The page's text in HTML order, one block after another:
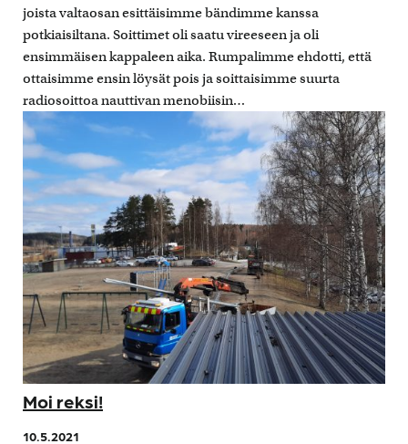
joista valtaosan esittäisimme bändimme kanssa
potkiaisiltana. Soittimet oli saatu vireeseen ja oli
ensimmäisen kappaleen aika. Rumpalimme ehdotti, että
ottaisimme ensin löysät pois ja soittaisimme suurta
radiosoittoa nauttivan menobiisin…
Moi reksi!
10.5.2021